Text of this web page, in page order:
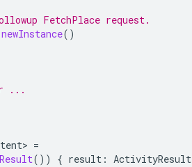
FetchPlace request.
newInstance()
...
=
()) { result : ActivityResult